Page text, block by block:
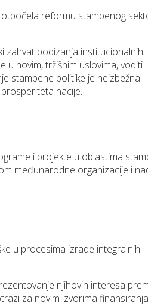
otpočela reformu stambenog
zahvat podizanja institucionalnih
u novim, tržišnim uslovima, voditi
stambene politike je neizbežna
nacije.
i projekte u oblastima
međunarodne organizacije i
u procesima izrade integralnih
njihovih interesa
za novim izvorima